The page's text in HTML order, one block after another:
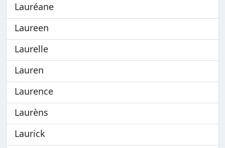
Lauréane
Laureen
Laurelle
Lauren
Laurence
Laurèns
Laurick